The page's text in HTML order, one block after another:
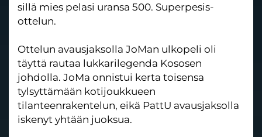
sillä mies pelasi uransa 500. Superpesis-
ottelun.
Ottelun avausjaksolla JoMan ulkopeli oli
täyttä rautaa lukkarilegenda Kososen
johdolla. JoMa onnistui kerta toisensa
tylsyttämään kotijoukkueen
tilanteenrakentelun, eikä PattU avausjaksolla
iskenyt yhtään juoksua.